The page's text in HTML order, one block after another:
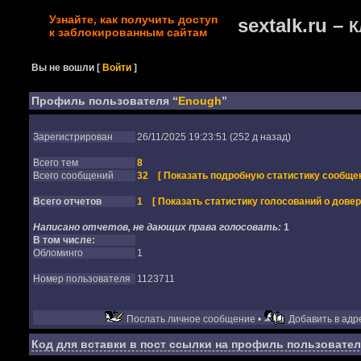
Узнайте, как получить доступ
к заблокированным сайтам
sextalk.ru –
Вы не вошли [Войти ]
Профиль пользователя “Enough”
Зарегистрирован 26/11/2025 19:23:51 (252 д назад)
Всего тем
8
Всего сообщений
32 [ Показать подробную статистику
Всего отчетов 1 [ Показать статистику голосований о
Написано отчетов, не дающих права голосовать: 1
В том числе:
Обломинго
1
Номер пользователя 1123711
Послать личное сообщение • Добавить в
Код для вставки в пост ссылки на профиль